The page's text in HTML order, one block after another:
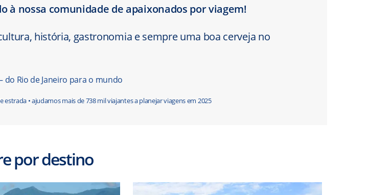
à nossa comunidade de apaixonados por viagem!
história, gastronomia e sempre uma boa cerveja no
do Rio de Janeiro para o mundo
estrada • ajudamos mais de 738 mil viajantes a planejar viagens em 2025
por destino